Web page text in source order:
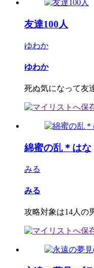
友達100人
ゆわか
ゆわか
死ぬ気になって友
綿蜜の乱＊はな
みる
みる
攻略対象は14人の